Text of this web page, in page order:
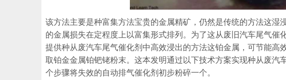
该方法主要是种富集方法宝贵的金属精矿，仍然是传统的方法这
的金属损失在定程度上以富集形式排列。为了这从废旧汽车尾气
提供种从废汽车尾气催化剂中高效浸出的方法这铂金属，可节能
取铂金金属铂钯铑粉末。这本发明通过以下技术方案实现种从废
个步骤将失效的自动排气催化剂初步粉碎一个。